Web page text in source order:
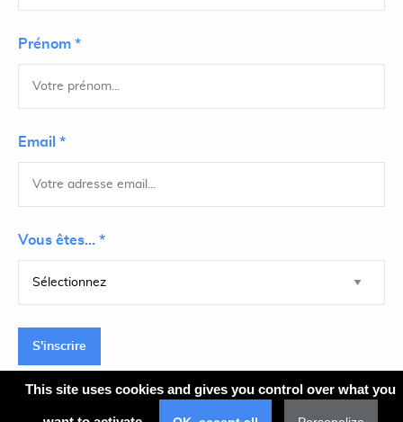
Prénom *
Email *
Vous êtes... *
S'inscrire
This site uses cookies and gives you control over what you